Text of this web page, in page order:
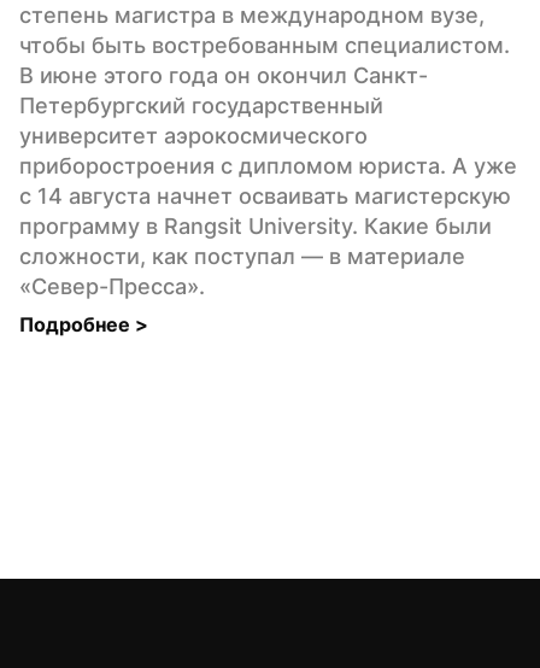
степень магистра в международном вузе,
чтобы быть востребованным специалистом.
В июне этого года он окончил Санкт-
Петербургский государственный
университет аэрокосмического
приборостроения с дипломом юриста. А уже
с 14 августа начнет осваивать магистерскую
программу в Rangsit University. Какие были
сложности, как поступал — в материале
«Север-Пресса».
Подробнее >